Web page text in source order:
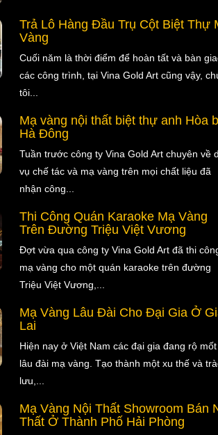
Trả Lô Hàng Đầu Trụ Cột Biệt Thự
Vàng
Cuối năm là thời điểm để hoàn tất và bàn
các công trình, tại Vina Gold Art cũng vậy,
tôi...
Mạ vàng nội thất biệt thự anh Hòa
Hà Đông
Tuần trước công ty Vina Gold Art chuyên về
vụ chế tác và mạ vàng trên mọi chất liệu đã
nhận công...
Thi Công Quán Karaoke Mạ Vàng
Trên Đường Triệu Việt Vương
Đợt vừa qua công ty Vina Gold Art đã thi
mạ vàng cho một quán karaoke trên đường
Triệu Việt Vương,...
Mạ Vàng Lâu Đài Cho Đại Gia Ở
Lai
Hiện nay ở Việt Nam các đại gia đang rộ
lâu đài mạ vàng. Tạo thành một xu thế và
lưu,...
Mạ Vàng Nội Thất Showroom Bán
Thất Ở Thành Phố Hải Phòng